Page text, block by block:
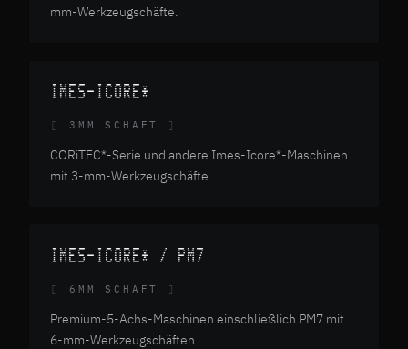
mm-Werkzeugschäfte.
IMES-ICORE*
3MM SCHAFT
CORiTEC*-Serie und andere Imes-Icore*-Maschinen
mit 3-mm-Werkzeugschäfte.
IMES-ICORE* / PM7
6MM SCHAFT
Premium-5-Achs-Maschinen einschließlich PM7 mit
6-mm-Werkzeugschäften.